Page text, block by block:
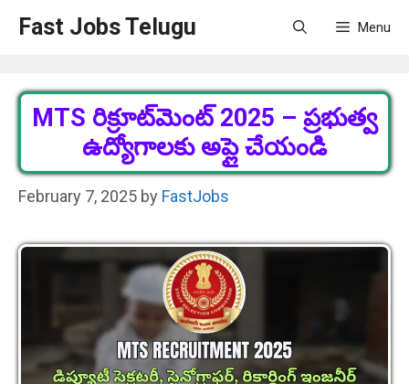
Fast Jobs Telugu Menu
MTS రిక్రూట్‌మెంట్ 2025 – ప్రభుత్వ
ఉద్యోగాలకు అప్లై చేయండి
February 7, 2025 by FastJobs